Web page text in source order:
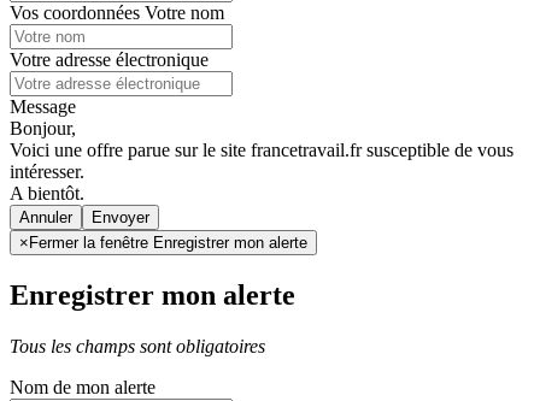
Vos coordonnées Votre nom
Votre adresse électronique
Message
Bonjour,
Voici une offre parue sur le site francetravail.fr susceptible de vous
intéresser.
A bientôt.
Annuler
× Fermer la fenêtre Enregistrer mon alerte
Enregistrer mon alerte
Tous les champs sont obligatoires
Nom de mon alerte